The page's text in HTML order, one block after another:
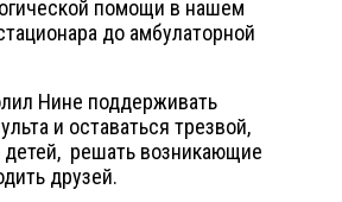
помощи в нашем
до амбулаторной
Нине поддерживать
и оставаться трезвой,
решать возникающие
друзей.